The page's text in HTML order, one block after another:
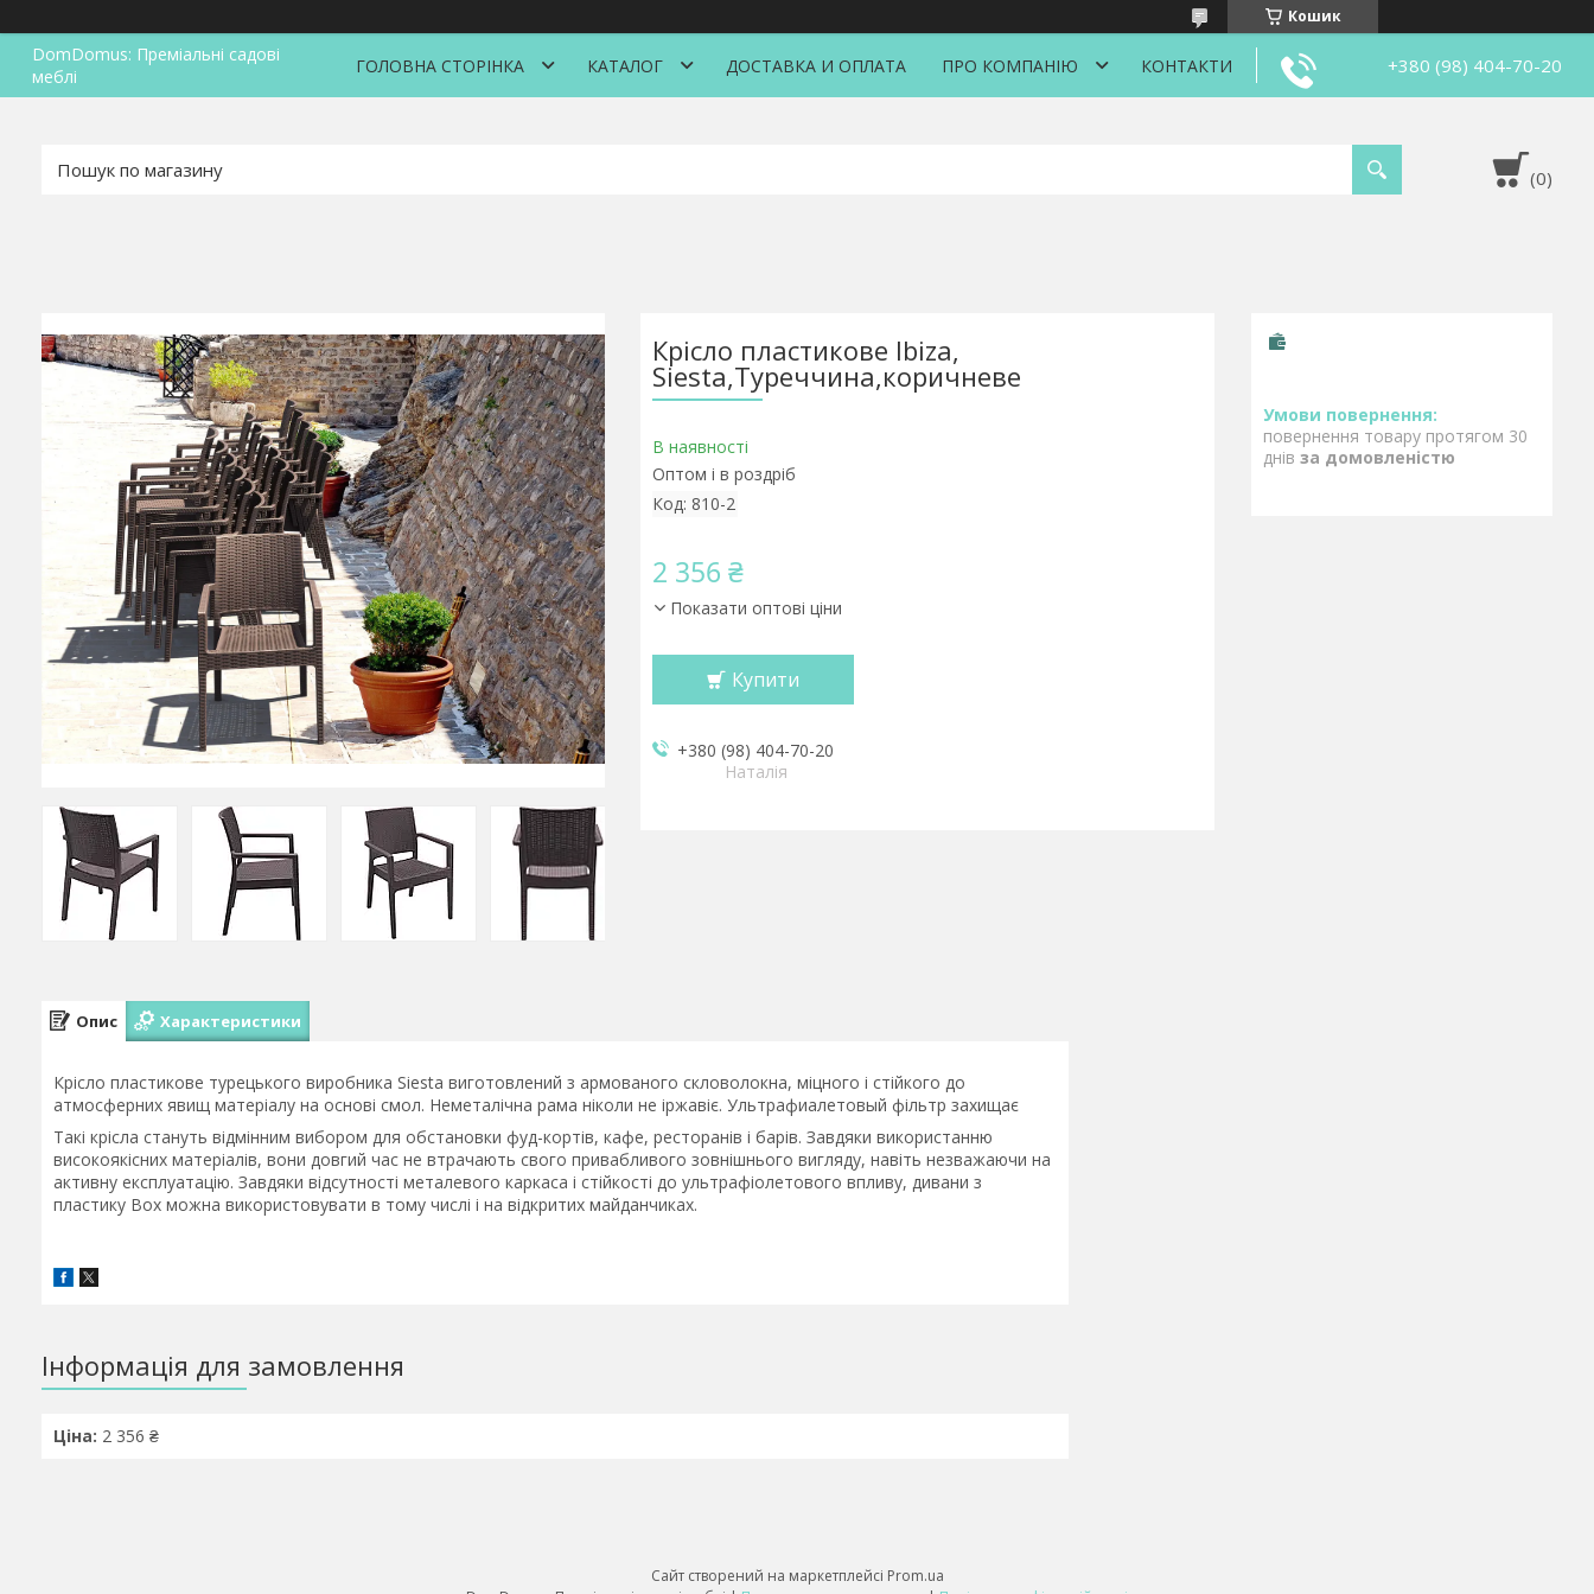
Кошик
DomDomus: Преміальні садові
меблі
ГОЛОВНА СТОРІНКА КАТАЛОГ ДОСТАВКА И ОПЛАТА ПРО КОМПАНІЮ КОНТАКТИ +380 (98) 404-70-20
Крісло пластикове Ibiza,
Siesta,Туреччина,коричневе
В наявності
Оптом і в роздріб
Код: 810-2
2 356 ₴
Показати оптові ціни
Купити
+380 (98) 404-70-20
Наталія
повернення товару протягом 30
днів за домовленістю
Опис Характеристики
Крісло пластикове турецького виробника Siesta виготовлений з армованого скловолокна, міцного і стійкого до
атмосферних явищ матеріалу на основі смол. Неметалічна рама ніколи не іржавіє. Ультрафиалетовый фільтр захищає
Такі крісла стануть відмінним вибором для обстановки фуд-кортів, кафе, ресторанів і барів. Завдяки використанню
високоякісних матеріалів, вони довгий час не втрачають свого привабливого зовнішнього вигляду, навіть незважаючи на
активну експлуатацію. Завдяки відсутності металевого каркаса і стійкості до ультрафіолетового впливу, дивани з
пластику Box можна використовувати в тому числі і на відкритих майданчиках.
Інформація для замовлення
Ціна: 2 356 ₴
Сайт створений на маркетплейсі Prom.ua